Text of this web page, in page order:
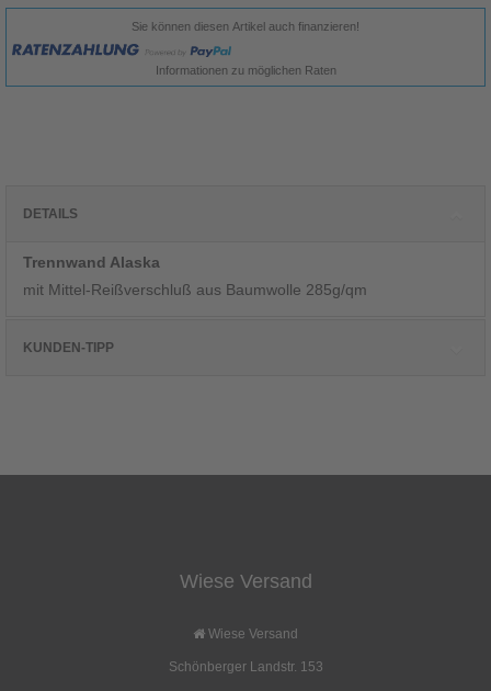
Sie können diesen Artikel auch finanzieren!
Informationen zu möglichen Raten
DETAILS
Trennwand Alaska
mit Mittel-Reißverschluß aus Baumwolle 285g/qm
KUNDEN-TIPP
Versandkosten)
Wiese Versand
Wiese Versand
Schönberger Landstr. 153